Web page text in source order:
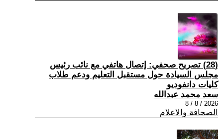
(28) تصريح صحفي: إتصال هاتفي مع نائب رئيس
مجلس السيادة حول مستقبل التعليم ودعم طلاب
كليات دانفوديو
سعد محمد عبدالله
2026 / 8 / 8
الصحافة والاعلام